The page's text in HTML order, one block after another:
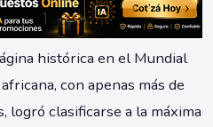
histórica en el Mundial
con apenas más de
logró clasificarse a la máxima